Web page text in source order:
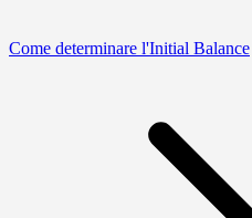
Come determinare l'Initial Balance